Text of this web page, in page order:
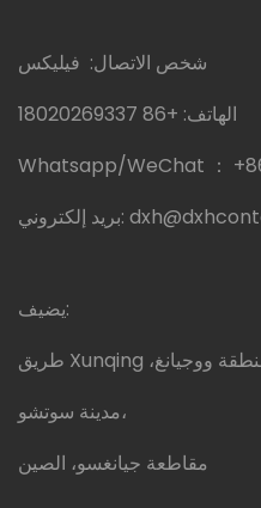
شخص الاتصال: فيليكس
الهاتف: +86 18020269337
Whatsapp/WeChat ：
بريد إلكتروني:
يضيف:
طريق Xunqing رقم 639، مدينة تاويوان، منطقة ووجيانغ،
مدينة سوتشو،
مقاطعة جيانغسو، الصين